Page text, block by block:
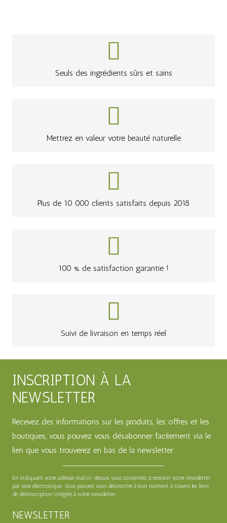
Seuls des ingrédients sûrs et sains
Mettrez en valeur votre beauté naturelle
Plus de 10 000 clients satisfaits depuis 2018
100 % de satisfaction garantie !
Suivi de livraison en temps réel
INSCRIPTION À LA
NEWSLETTER
Recevez des informations sur les produits, les offres et les
boutiques, vous pouvez vous désabonner facilement via le
lien que vous trouverez en bas de la newsletter.
En indiquant votre adresse mail ci-dessus, vous consentez à recevoir notre newsletter
par voie électronique. Vous pouvez vous désinscrire à tout moment à travers les liens
de désinscription intégrés à notre newsletter.
NEWSLETTER